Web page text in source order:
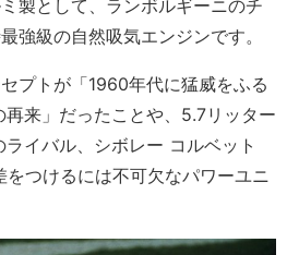
製として、ランボルギーニのチ
強級の自然吸気エンジンです。
プトが「1960年代に猛威をふる
来」だったことや、5.7リッター
イバル、シボレー コルベット
つけるには不可欠なパワーユニ